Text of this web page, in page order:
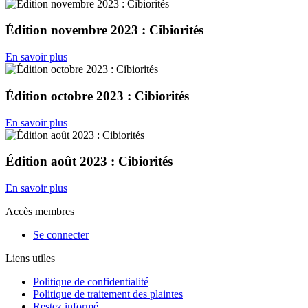
Édition novembre 2023 : Cibiorités
En savoir plus
Édition octobre 2023 : Cibiorités
En savoir plus
Édition août 2023 : Cibiorités
En savoir plus
Accès membres
Se connecter
Liens utiles
Politique de confidentialité
Politique de traitement des plaintes